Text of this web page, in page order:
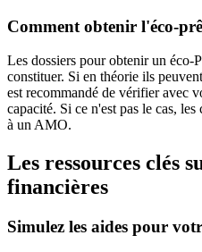
Comment obtenir l'éco-
Les dossiers pour obtenir un éco-
constituer. Si en théorie ils
est recommandé de vérifier avec
capacité. Si ce n'est pas le cas,
à un AMO.
Les ressources clés
financières
Simulez les aides pour